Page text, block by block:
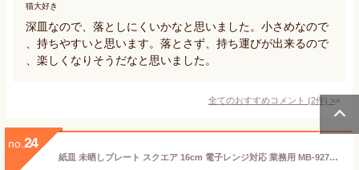
猫大好き
深皿なので、落としにくいかなと思いました。小さめなので
、持ちやすいと思います。落とさず、持ち運びが出来るので
、楽しくなりそうだなと思いました。
全てのおすすめコメント (2件) >
no. 24
紙皿 未晒しプレート スクエア 16cm 電子レンジ対応 業務用 MB-927(50枚入)